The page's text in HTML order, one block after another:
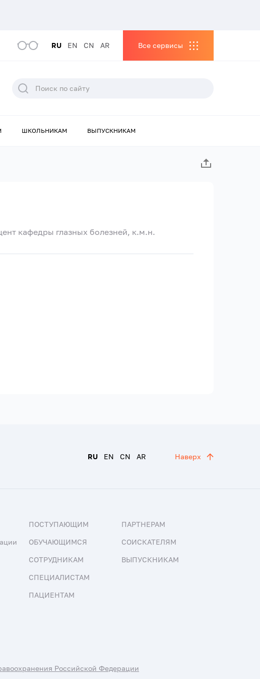
RU EN CN AR Все сервисы
ШКОЛЬНИКАМ ВЫПУСКНИКАМ
кафедры глазных болезней, к.м.н.
RU EN CN AR Наверх
ПОСТУПАЮЩИМ
ОБУЧАЮЩИМСЯ
СОТРУДНИКАМ
СПЕЦИАЛИСТАМ
ПАЦИЕНТАМ
ПАРТНЕРАМ
СОИСКАТЕЛЯМ
ВЫПУСКНИКАМ
Российской Федерации